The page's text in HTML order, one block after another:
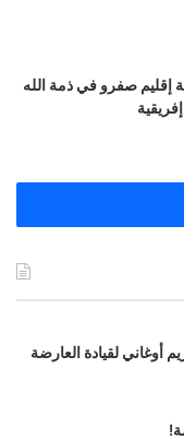
إقليم صفرو في ذمة الله
أوغاني لقيادة العارضة